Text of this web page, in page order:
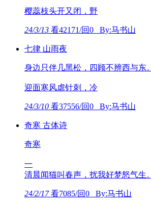
樱蕊枝头开又闭，野
24/3/13 看42171/回0 By:马书山
七律 山雨夜
身边只伴几黑松，四顾不辨西与东。
迎面寒风虐针刺，冷
24/3/10 看37556/回0 By:马书山
奇寒 古体诗
奇寒
一
清晨闻猫叫春声，扰我好梦怒气生。
24/2/17看7085/回0 By:马书山